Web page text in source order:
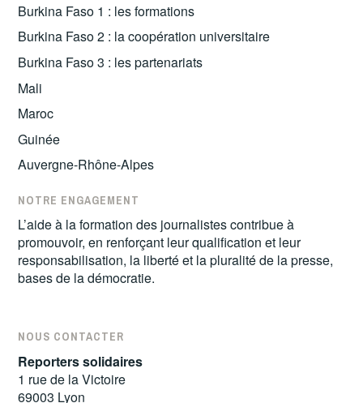
Burkina Faso 1 : les formations
Burkina Faso 2 : la coopération universitaire
Burkina Faso 3 : les partenariats
Mali
Maroc
Guinée
Auvergne-Rhône-Alpes
NOTRE ENGAGEMENT
L’aide à la formation des journalistes contribue à
promouvoir, en renforçant leur qualification et leur
responsabilisation, la liberté et la pluralité de la presse,
bases de la démocratie.
NOUS CONTACTER
Reporters solidaires
1 rue de la Victoire
69003 Lyon